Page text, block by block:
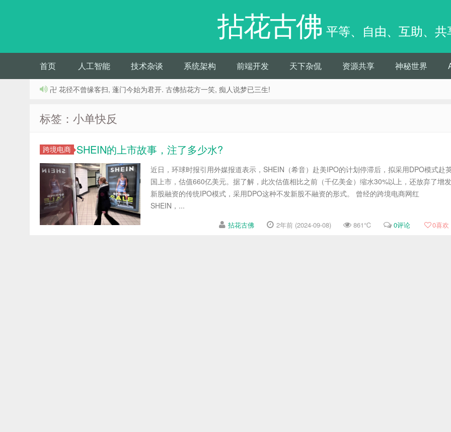
拈花古佛 平等、自由、互助、共
首页 人工智能 技术杂谈 系统架构 前端开发 天下杂侃 资源共享 神秘世界
卍 花径不曾缘客扫, 蓬门今始为君开. 古佛拈花方一笑, 痴人说梦已三生!
标签：小单快反
跨境电商 SHEIN的上市故事，注了多少水?
近日，环球时报引用外媒报道表示，SHEIN（希音）赴美IPO的计划停滞后，拟采用DPO模式赴
国上市，估值660亿美元。据了解，此次估值相比之前（千亿美金）缩水30%以上，还放弃了增发
新股融资的传统IPO模式，采用DPO这种不发新股不融资的形式。 曾经的跨境电商网红
SHEIN，...
拈花古佛 2年前 (2024-09-08) 861℃ 0评论 0喜欢